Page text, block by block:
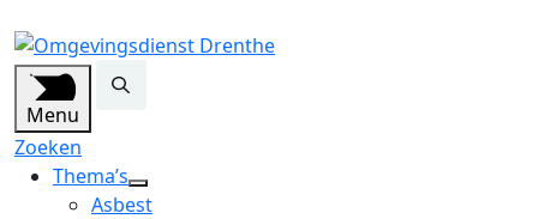
Menu
Zoeken
Thema’s
open
Asbest